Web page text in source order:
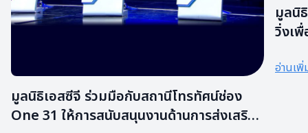
มูลนิธิเอสซีจี ร่วมมือกับสถานีโทรทัศน์ช่อง
One 31 ให้การสนับสนุนงานด้านการส่งเสริม
มูลนิ
วิ่งเพื่อผู้
ป่าทั่
อ่านเพิ่